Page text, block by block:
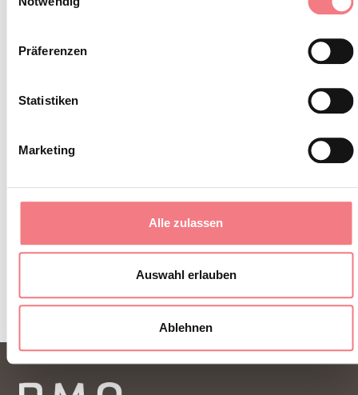
Präferenzen
Statistiken
Marketing
Alle zulassen
Auswahl erlauben
Ablehnen
KONTAKT
Abonnieren Sie den Newsletter der Belluneser
Sie erhalten Nachrichten, Informationen,
zu jeder Jahreszeit.
ZUM NEWSLETTER ANMELDEN